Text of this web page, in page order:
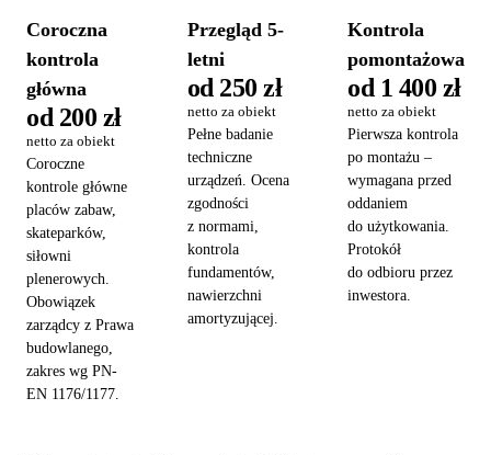
Coroczna
kontrola
główna
od 200 zł
netto za obiekt
Coroczne
kontrole główne
placów zabaw,
skateparków,
siłowni
plenerowych.
Obowiązek
zarządcy z Prawa
budowlanego,
zakres wg PN-
EN 1176/1177.
Przegląd 5-
letni
od 250 zł
netto za obiekt
Pełne badanie
techniczne
urządzeń. Ocena
zgodności
z normami,
kontrola
fundamentów,
nawierzchni
amortyzującej.
Kontrola
pomontażowa
od 1 400 zł
netto za obiekt
Pierwsza kontrola
po montażu –
wymagana przed
oddaniem
do użytkowania.
Protokół
do odbioru przez
inwestora.